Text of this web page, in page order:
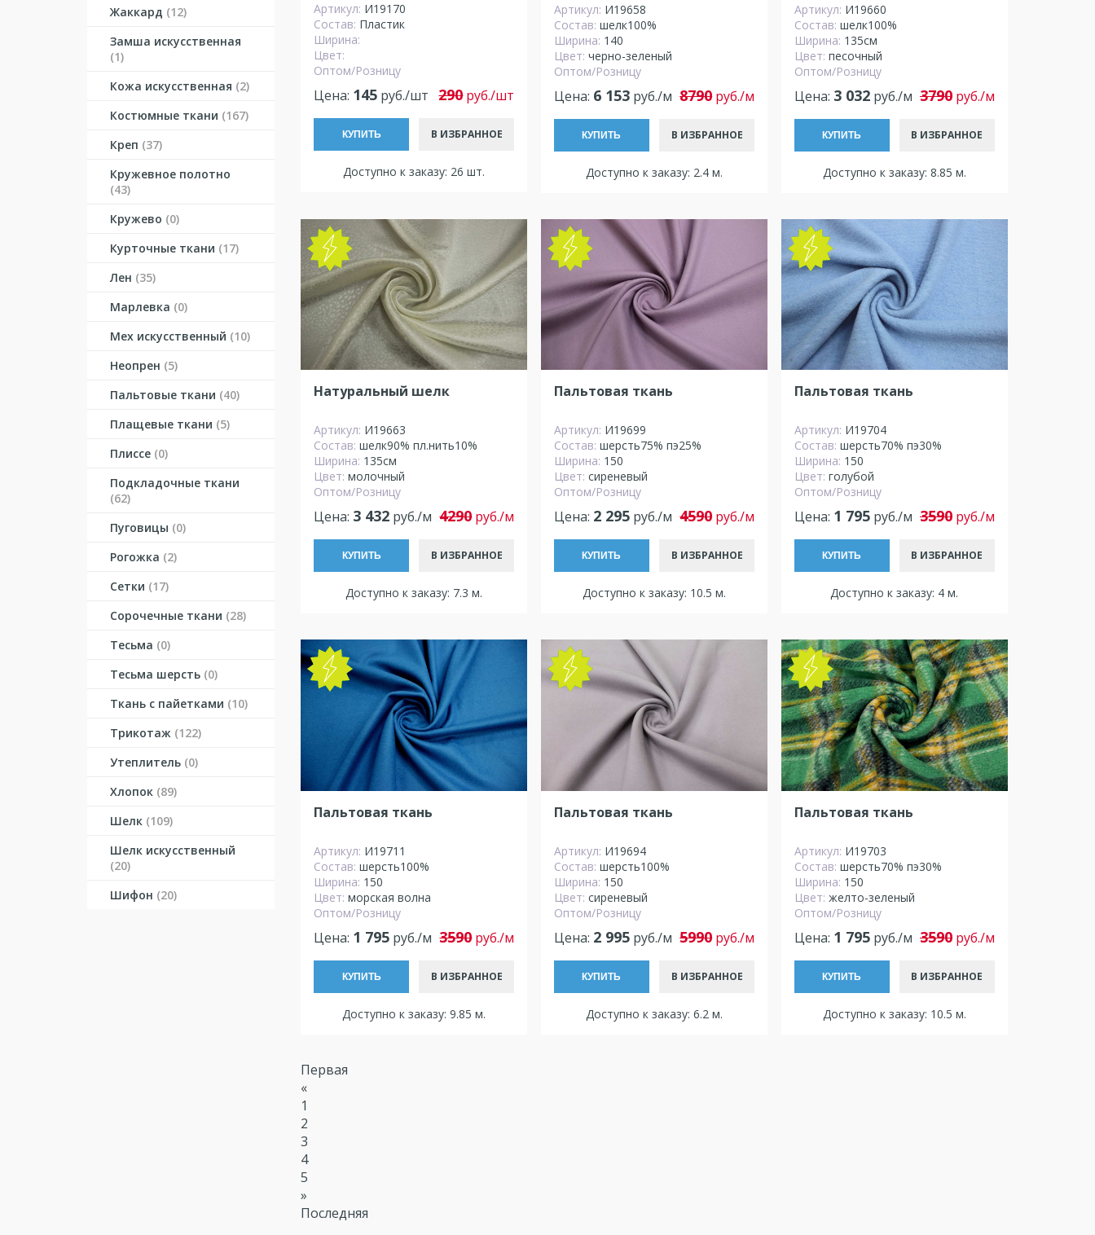
Жаккард (12)
Замша искусственная
(1)
Кожа искусственная (2)
Костюмные ткани (167)
Креп (37)
Кружевное полотно
(43)
Кружево (0)
Курточные ткани (17)
Лен (35)
Марлевка (0)
Мех искусственный (10)
Неопрен (5)
Пальтовые ткани (40)
Плащевые ткани (5)
Плиссе (0)
Подкладочные ткани
(62)
Пуговицы (0)
Рогожка (2)
Сетки (17)
Сорочечные ткани (28)
Тесьма (0)
Тесьма шерсть (0)
Ткань с пайетками (10)
Трикотаж (122)
Утеплитель (0)
Хлопок (89)
Шелк (109)
Шелк искусственный
(20)
Шифон (20)
Артикул: И19170
Состав: Пластик
Ширина:
Цвет:
Оптом/Розницу
Цена: 145 руб./шт 290руб./шт
КУПИТЬ В ИЗБРАННОЕ
Доступно к заказу: 26 шт.
Артикул: И19658
Состав: шелк100%
Ширина: 140
Цвет: черно-зеленый
Оптом/Розницу
Цена: 6 153руб./м 8790руб./м
КУПИТЬ В ИЗБРАННОЕ
Доступно к заказу: 2.4 м.
Артикул: И19660
Состав: шелк100%
Ширина: 135см
Цвет: песочный
Оптом/Розницу
Цена: 3 032руб./м 3790 руб./м
КУПИТЬ В ИЗБРАННОЕ
Доступно к заказу: 8.85 м.
NEW
Натуральный шелк
Артикул: И19663
Состав: шелк90% пл.нить10%
Ширина: 135см
Цвет: молочный
Оптом/Розницу
Цена: 3 432 руб./м 4290руб./м
КУПИТЬ В ИЗБРАННОЕ
Доступно к заказу: 7.3 м.
NEW
Пальтовая ткань
Артикул: И19699
Состав: шерсть75% пэ25%
Ширина: 150
Цвет: сиреневый
Оптом/Розницу
Цена: 2 295руб./м 4590руб./м
КУПИТЬ В ИЗБРАННОЕ
Доступно к заказу: 10.5 м.
NEW
Пальтовая ткань
Артикул: И19704
Состав: шерсть70% пэ30%
Ширина: 150
Цвет: голубой
Оптом/Розницу
Цена: 1 795руб./м 3590 руб./м
КУПИТЬ В ИЗБРАННОЕ
Доступно к заказу: 4 м.
NEW
Пальтовая ткань
Артикул: И19711
Состав: шерсть100%
Ширина: 150
Цвет: морская волна
Оптом/Розницу
Цена: 1 795 руб./м 3590руб./м
КУПИТЬ В ИЗБРАННОЕ
Доступно к заказу: 9.85 м.
NEW
Пальтовая ткань
Артикул: И19694
Состав: шерсть100%
Ширина: 150
Цвет: сиреневый
Оптом/Розницу
Цена: 2 995руб./м 5990руб./м
КУПИТЬ В ИЗБРАННОЕ
Доступно к заказу: 6.2 м.
NEW
Пальтовая ткань
Артикул: И19703
Состав: шерсть70% пэ30%
Ширина: 150
Цвет: желто-зеленый
Оптом/Розницу
Цена: 1 795руб./м 3590 руб./м
КУПИТЬ В ИЗБРАННОЕ
Доступно к заказу: 10.5 м.
Первая
«
1
2
3
4
5
»
Последняя